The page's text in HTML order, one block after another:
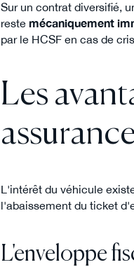
Sur un contrat diversifié,
reste mécaniquement
par le HCSF en cas de
Les
L'intérêt du véhicule
l'abaissement du ticket
L'enveloppe